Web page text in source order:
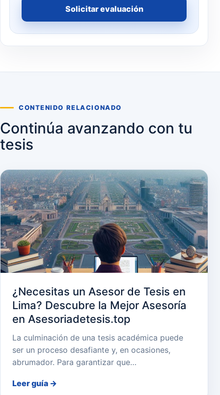
Solicitar evaluación
CONTENIDO RELACIONADO
Continúa avanzando con tu
tesis
¿Necesitas un Asesor de Tesis en
Lima? Descubre la Mejor Asesoría
en Asesoriadetesis.top
La culminación de una tesis académica puede
ser un proceso desafiante y, en ocasiones,
abrumador. Para garantizar que…
Leer guía →